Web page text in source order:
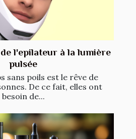
l'epilateur à la lumière
pulsée
sans poils est le rêve de
De ce fait, elles ont
besoin de...